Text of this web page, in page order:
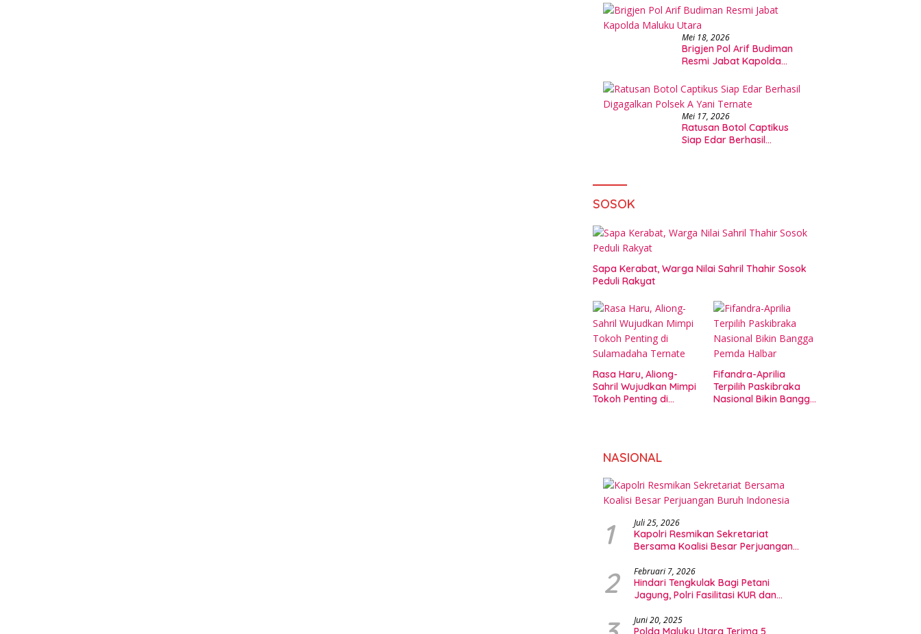
Mei 18, 2026
Brigjen Pol Arif Budiman
Resmi Jabat Kapolda
Mei 17, 2026
Ratusan Botol Captikus
Siap Edar Berhasil
SOSOK
Sapa Kerabat, Warga Nilai Sahril Thahir Sosok
Peduli Rakyat
Rasa Haru, Aliong-
Sahril Wujudkan Mimpi
Tokoh Penting di
Fifandra-Aprilia
Terpilih Paskibraka
Nasional Bikin Bangga
NASIONAL
1 Juli 25, 2026
Kapolri Resmikan Sekretariat
Bersama Koalisi Besar Perjuangan
2 Februari 7, 2026
Hindari Tengkulak Bagi Petani
Jagung, Polri Fasilitasi KUR dan
Juni 20, 2025
Polda Maluku Utara Terima 5